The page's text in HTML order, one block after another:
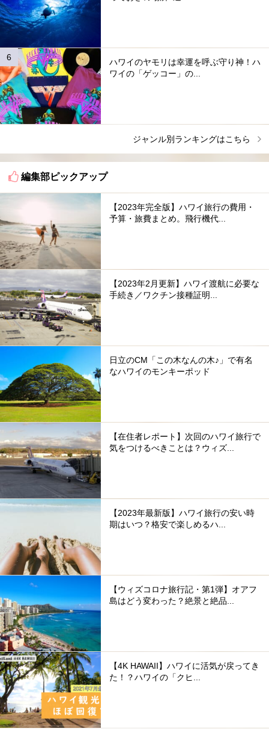
ハワイのヤモリは幸運を呼ぶ守り神！ハ
ワイの「ゲッコー」の...
ジャンル別ランキングはこちら
編集部ピックアップ
【2023年完全版】ハワイ旅行の費用・
予算・旅費まとめ。飛行機代...
【2023年2月更新】ハワイ渡航に必要な
手続き／ワクチン接種証明...
日立のCM「この木なんの木♪」で有名
なハワイのモンキーポッド
【在住者レポート】次回のハワイ旅行で
気をつけるべきことは？ウィズ...
【2023年最新版】ハワイ旅行の安い時
期はいつ？格安で楽しめるハ...
【ウィズコロナ旅行記・第1弾】オアフ
島はどう変わった？絶景と絶品...
【4K HAWAII】ハワイに活気が戻ってき
た！？ハワイの「クヒ...